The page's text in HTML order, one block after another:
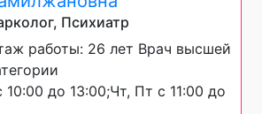
Психиатр
работы: 26 лет Врач высшей
до 13:00;Чт, Пт с 11:00 до